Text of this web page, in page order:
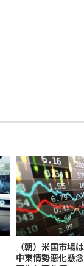
（朝）米国市場
中東情勢悪化懸